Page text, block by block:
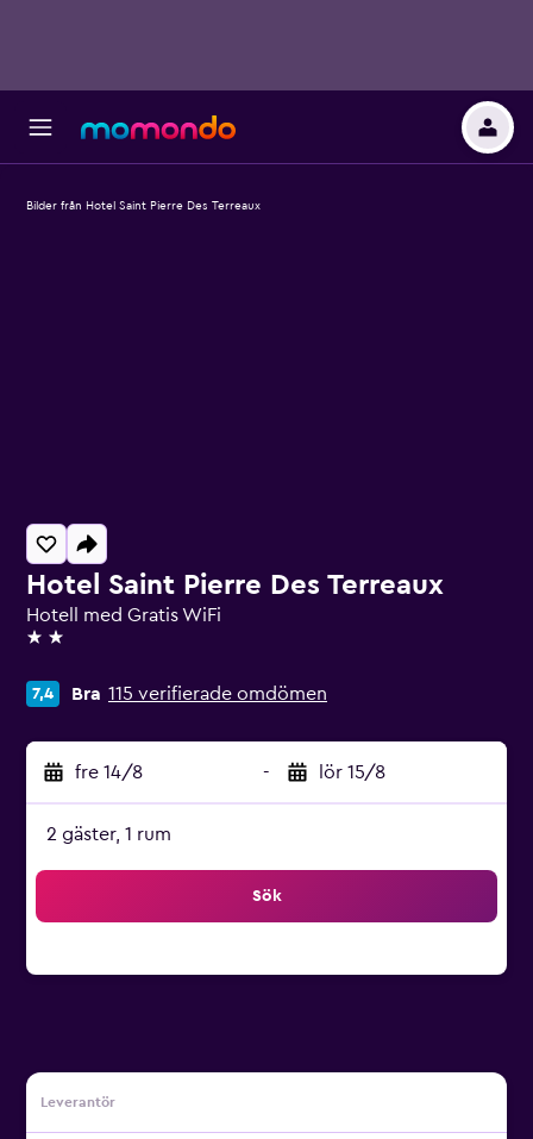
Hotel Saint Pierre Des Terreaux
Hotell med Gratis WiFi
2 stjärnor
7,4 Bra 115 verifierade omdömen
fre 14/8 - lör 15/8
2 gäster, 1 rum
Sök
Leverantör
Bilder från Hotel Saint Pierre Des Terreaux